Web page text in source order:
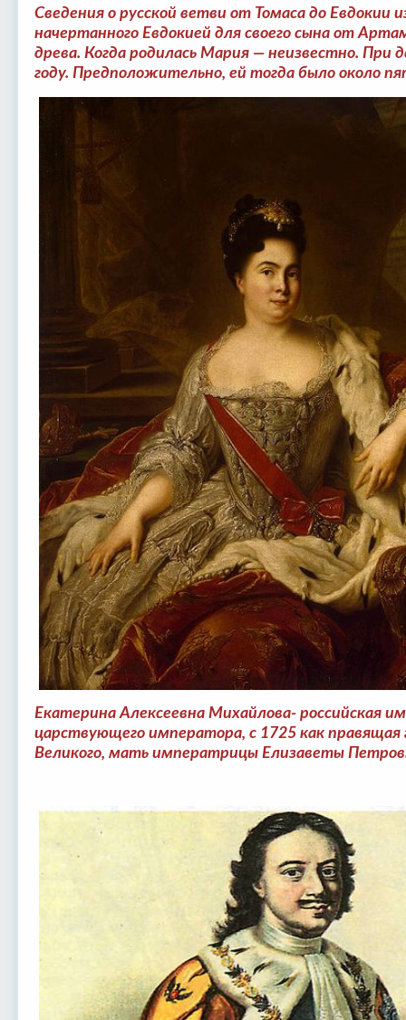
Сведения о русской ветви от Томаса до Евдокии
начертанного Евдокией для своего сына от
древа. Когда родилась Мария — неизвестно. При
году. Предположительно, ей тогда было около
Екатерина Алексеевна Михайлова- российская
царствующего императора, с 1725 как
Великого, мать императрицы Елизаветы